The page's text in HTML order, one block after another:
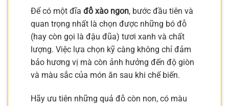
Để có một đĩa đỗ xào ngon, bước đầu tiên và
quan trọng nhất là chọn được những bó đỗ
(hay còn gọi là đậu đũa) tươi xanh và chất
lượng. Việc lựa chọn kỹ càng không chỉ đảm
bảo hương vị mà còn ảnh hưởng đến độ giòn
và màu sắc của món ăn sau khi chế biến.
Hãy ưu tiên những quả đỗ còn non, có màu